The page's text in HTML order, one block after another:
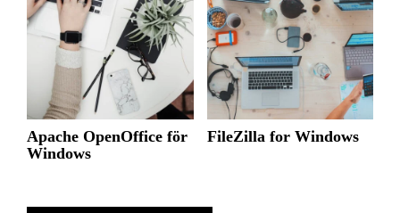
Apache OpenOffice för
Windows
FileZilla for Windows